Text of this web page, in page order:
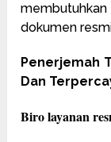
dokumen
Penerjemah
Dan
Biro layanan